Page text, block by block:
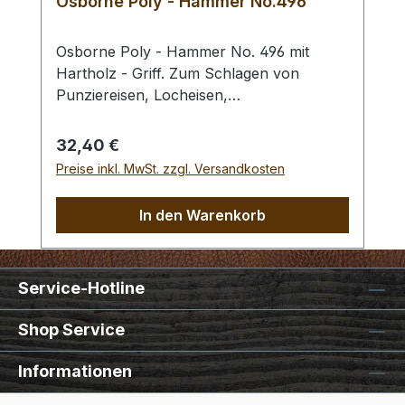
Osborne Poly - Hammer No. 496 mit
Hartholz - Griff. Zum Schlagen von
Punziereisen, Locheisen,
Schlagfläche. Wenig Rückschlag durch
schlagabsorbierenden Poly -
Hammerkopf. 240 gr Gesamtgewicht /
Regulärer Preis:
32,40 €
Preise inkl. MwSt. zzgl. Versandkosten
In den Warenkorb
Service-Hotline
Shop Service
Informationen